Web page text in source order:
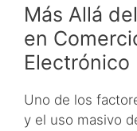
Más Allá
en
Electrónico
Uno de los
y el uso masivo